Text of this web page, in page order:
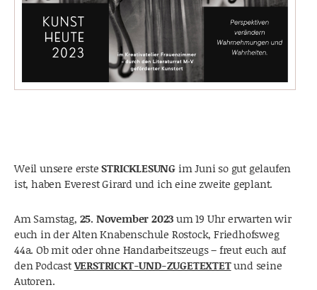
Weil unsere ersteSTRICKLESUNGim Juni so gut gelaufen
ist, haben Everest Girard und ich eine zweite geplant.
Am Samstag, 25. November 2023um 19 Uhr erwarten wir
euch in der Alten Knabenschule Rostock, Friedhofsweg
44a. Ob mit oder ohne Handarbeitszeugs – freut euch auf
den PodcastVERSTRICKT-UND-ZUGETEXTETund seine
Autoren.